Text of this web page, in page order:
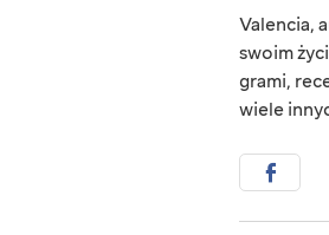
Valencia,
swoim
grami,
wiele